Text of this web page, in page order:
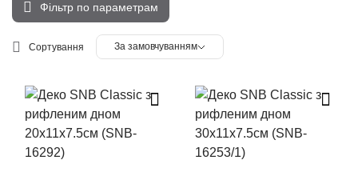
Фільтр по параметрам
Сортування За замовчуванням